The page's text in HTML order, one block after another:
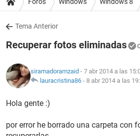
Tema Anterior
Recuperar fotos eliminadas
siramadoramzaid - 7 abr 2014 a las
lauracristina86 - 8 abr 2014 a las
Hola gente :)
por error he borrado una carpeta con